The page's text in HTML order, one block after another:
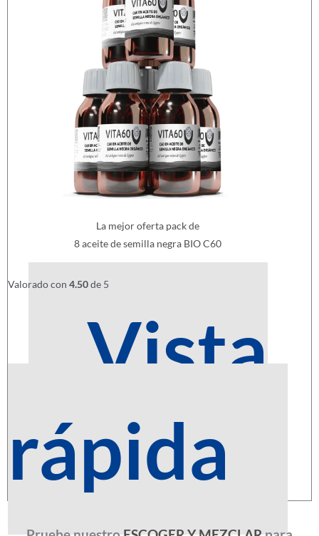
La mejor oferta pack de
8 aceite de semilla negra BIO C60
Valorado con 4.50de 5
Vista
rápida